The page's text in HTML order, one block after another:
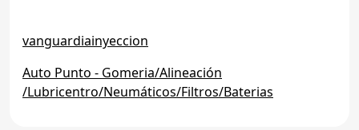
vanguardiainyeccion
Auto Punto - Gomeria/Alineación
/Lubricentro/Neumáticos/Filtros/Baterias